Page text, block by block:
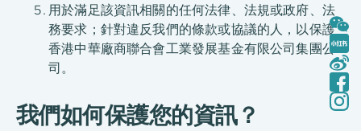
用於滿足該資訊相關的任何法律、法規或政府、法
務要求；針對違反我們的條款或協議的人，以保護
香港中華廠商聯合會工業發展基金有限公司集團公
司。
我們如何保護您的資訊？